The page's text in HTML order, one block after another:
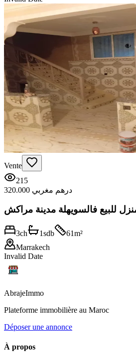
Vente
215
320.000 درهم مغربي
للبيع فالسويهلة مدينة مراكش
3ch 1sdb 61m²
Marrakech
Invalid Date
AbrajeImmo
Plateforme immobilière au Maroc
Déposer une annonce
À propos